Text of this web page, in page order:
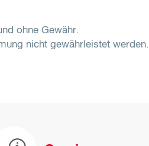
ohne Gewähr.
nicht gewährleistet werden.